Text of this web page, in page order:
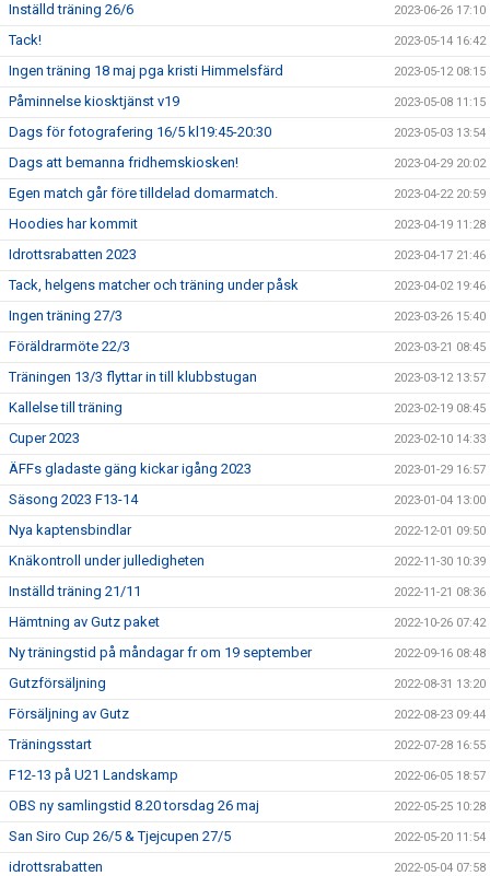
Inställd träning 26/6 2023-06-26 17:10
Tack! 2023-05-14 16:42
Ingen träning 18 maj pga kristi Himmelsfärd 2023-05-12 08:15
Påminnelse kiosktjänst v19 2023-05-08 11:15
Dags för fotografering 16/5 kl19:45-20:30 2023-05-03 13:54
Dags att bemanna fridhemskiosken! 2023-04-29 20:02
Egen match går före tilldelad domarmatch. 2023-04-22 20:59
Hoodies har kommit 2023-04-19 11:28
Idrottsrabatten 2023 2023-04-17 21:46
Tack, helgens matcher och träning under påsk 2023-04-02 19:46
Ingen träning 27/3 2023-03-26 15:40
Föräldrarmöte 22/3 2023-03-21 08:45
Träningen 13/3 flyttar in till klubbstugan 2023-03-12 13:57
Kallelse till träning 2023-02-19 08:45
Cuper 2023 2023-02-10 14:33
ÄFFs gladaste gäng kickar igång 2023 2023-01-29 16:57
Säsong 2023 F13-14 2023-01-04 13:00
Nya kaptensbindlar 2022-12-01 09:50
Knäkontroll under julledigheten 2022-11-30 10:39
Inställd träning 21/11 2022-11-21 08:36
Hämtning av Gutz paket 2022-10-26 07:42
Ny träningstid på måndagar fr om 19 september 2022-09-16 08:48
Gutzförsäljning 2022-08-31 13:20
Försäljning av Gutz 2022-08-23 09:44
Träningsstart 2022-07-28 16:55
F12-13 på U21 Landskamp 2022-06-05 18:57
OBS ny samlingstid 8.20 torsdag 26 maj 2022-05-25 10:28
San Siro Cup 26/5 & Tjejcupen 27/5 2022-05-20 11:54
idrottsrabatten 2022-05-04 07:58